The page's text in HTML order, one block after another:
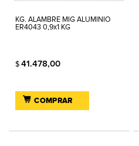
KG. ALAMBRE MIG ALUMINIO
ER4043 0,9x1 KG
$ 41.478,00
COMPRAR